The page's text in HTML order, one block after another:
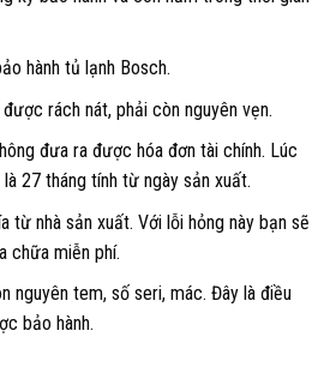
hành tủ lạnh Bosch.
rách nát, phải còn nguyên vẹn.
đưa ra được hóa đơn tài chính. Lúc
27 tháng tính từ ngày sản xuất.
từ nhà sản xuất. Với lỗi hỏng này bạn sẽ
chữa miễn phí.
nguyên tem, số seri, mác. Đây là điều
bảo hành.